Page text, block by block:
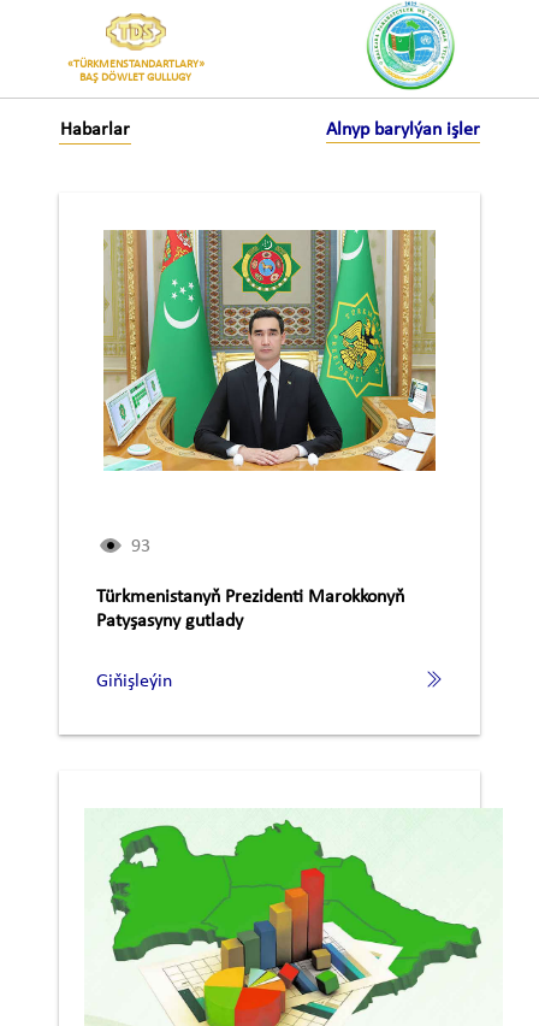
«TÜRKMENSTANDARTLARY»
BAŞ DÖWLET GULLUGY
Habarlar Alnyp barylýan işler
93
Türkmenistanyň Prezidenti Marokkonyň
Patyşasyny gutlady
Giňişleýin